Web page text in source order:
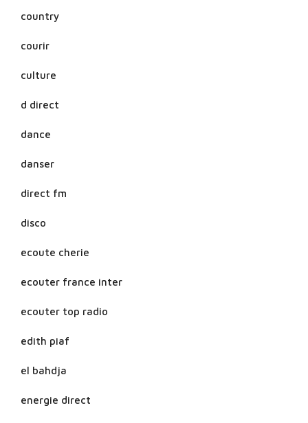
country
courir
culture
d direct
dance
danser
direct fm
disco
ecoute cherie
ecouter france inter
ecouter top radio
edith piaf
el bahdja
energie direct